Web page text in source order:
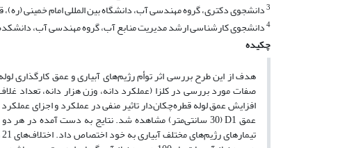
3دانشجوی دکتری، گروه مهندسی آب، دانشگاه بین المللی امام خمینی (ره)،
4دانشجوی کارشناسی ارشد مدیریت منابع آب، گروه مهندسی آب، دانشکده
چکیده
افزایش عمق لوله قطره‌چکان‌دار تاثیر منفی در عملکرد و اجزای